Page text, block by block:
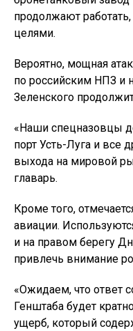
продолжают
целями.
Вероятно, мощная
по российским НПЗ и
Зеленского
«Наши спецназовцы
порт Усть-Луга и все
выхода на мировой
главарь.
Кроме того,
авиации.
и на правом берегу
привлечь внимание
«Ожидаем, что ответ
Генштаба будет
ущерб, который